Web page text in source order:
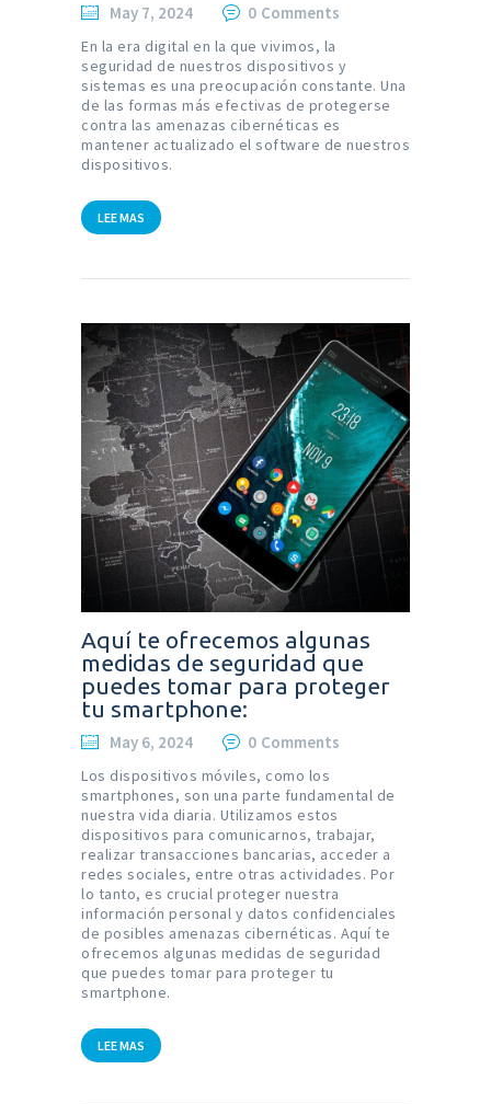
May 7, 2024 0 Comments
En la era digital en la que vivimos, la
seguridad de nuestros dispositivos y
sistemas es una preocupación constante. Una
de las formas más efectivas de protegerse
contra las amenazas cibernéticas es
mantener actualizado el software de nuestros
dispositivos.
LEE MAS
Aquí te ofrecemos algunas
medidas de seguridad que
puedes tomar para proteger
tu smartphone:
May 6, 2024 0 Comments
Los dispositivos móviles, como los
smartphones, son una parte fundamental de
nuestra vida diaria. Utilizamos estos
dispositivos para comunicarnos, trabajar,
realizar transacciones bancarias, acceder a
redes sociales, entre otras actividades. Por
lo tanto, es crucial proteger nuestra
información personal y datos confidenciales
de posibles amenazas cibernéticas. Aquí te
ofrecemos algunas medidas de seguridad
que puedes tomar para proteger tu
smartphone.
LEE MAS